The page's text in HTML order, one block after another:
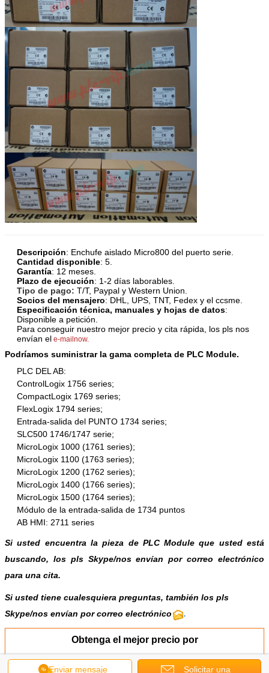
Descripción: Enchufe aislado Micro800 del puerto serie.
Cantidad disponible: 5.
Garantía: 12 meses.
Plazo de ejecución: 1-2 días laborables.
Tipo de pago: T/T, Paypal y Western Union.
Socios del mensajero: DHL, UPS, TNT, Fedex y el ccsme.
Especificación técnica, manuales y hojas de datos:
Disponible a petición.
Para conseguir nuestro mejor precio y cita rápida, los pls nos
envían el e-mailnow.
Podríamos suministrar la gama completa de PLC Module.
PLC DEL AB:
ControlLogix 1756 series;
CompactLogix 1769 series;
FlexLogix 1794 series;
Entrada-salida del PUNTO 1734 series;
SLC500 1746/1747 serie;
MicroLogix 1000 (1761 series);
MicroLogix 1100 (1763 series);
MicroLogix 1200 (1762 series);
MicroLogix 1400 (1766 series);
MicroLogix 1500 (1764 series);
Módulo de la entrada-salida de 1734 puntos
AB HMI: 2711 series
Si usted encuentra la pieza de PLC Module que usted está
buscando, los plsSkype/nos envían por correo electrónico
para una cita.
Si usted tiene cualesquiera preguntas, también los pls
Skype/nos envían por correo electrónico
.
Obtenga el mejor precio por
Enviar mensaje Solicitar una